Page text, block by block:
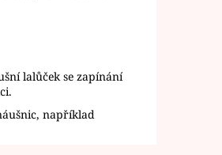
lalůček se zapínání
například